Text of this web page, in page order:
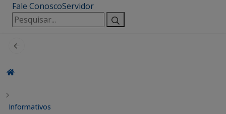
Fale ConoscoServidor
Pesquisar
por:
Informativos